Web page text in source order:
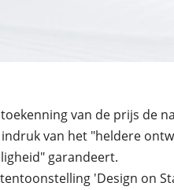
van de prijs de
van het "heldere
garandeert.
'Design on